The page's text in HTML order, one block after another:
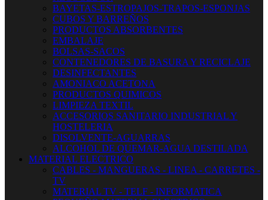
BAYETAS-ESTROPAJOS-TRAPOS-ESPONJAS
CUBOS Y BARREÑOS
PRODUCTOS ABSORBENTES
EMBALAJE
BOLSAS-SACOS
CONTENEDORES DE BASURA Y RECICLAJE
DESINFECTANTES
AMONIACO ACETONA
PRODUCTOS QUIMICOS
LIMPIEZA TEXTIL
ACCESORIOS SANITARIO INDUSTRIAL Y
HOSTELERIA
DISOLVENTE-AGUARRAS
ALCOHOL DE QUEMAR-AGUA DESTILADA
MATERIAL ELECTRICO
CABLES - MANGUERAS - LINEA - CARRETES -
TV
MATERIAL TV - TELF - INFORMATICA